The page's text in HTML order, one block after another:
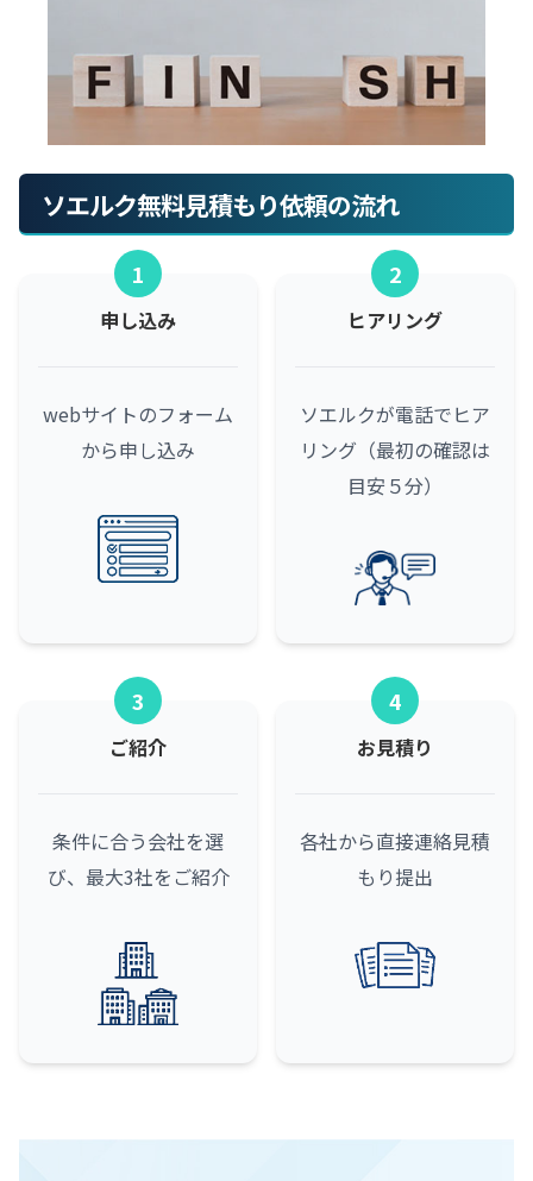
ソエルク無料見積もり依頼の流れ
1
申し込み
webサイトのフォーム
から申し込み
2
ヒアリング
ソエルクが電話でヒア
リング（最初の確認は
目安５分）
3
ご紹介
条件に合う会社を選
び、最大3社をご紹介
4
お見積り
各社から直接連絡見積
もり提出